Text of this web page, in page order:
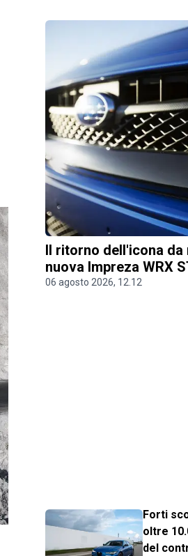
Il ritorno dell'icona da
nuova Impreza WRX
06 agosto 2026, 12.12
Forti
oltre
del